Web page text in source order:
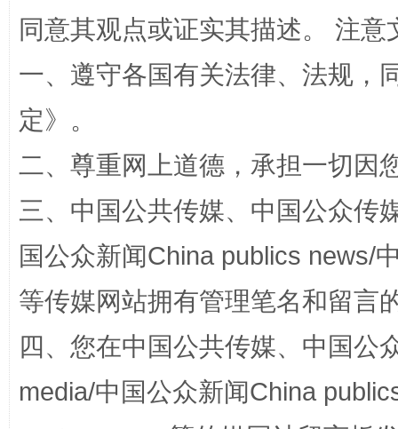
全民健身五年计划来了！等你上场
同意其观点或证实其描述。 注
一、遵守各国有关法律、法规，
定》。
二、尊重网上道德，承担一切因
三、中国公共传媒、中国公众传
国公众新闻China publics news/
等传媒网站拥有管理笔名和留言
四、您在中国公共传媒、中国公
media/中国公众新闻China